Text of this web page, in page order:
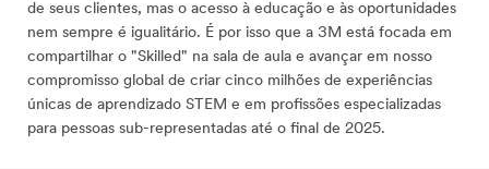
de seus clientes, mas o acesso à educação e às oportunidades
nem sempre é igualitário. É por isso que a 3M está focada em
compartilhar o "Skilled" na sala de aula e avançar em nosso
compromisso global de criar cinco milhões de experiências
únicas de aprendizado STEM e em profissões especializadas
para pessoas sub-representadas até o final de 2025.